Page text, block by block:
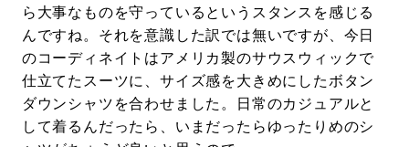
ら大事なものを守っているというスタンスを感じる
んですね。それを意識した訳では無いですが、今日
のコーディネイトはアメリカ製のサウスウィックで
仕立てたスーツに、サイズ感を大きめにしたボタン
ダウンシャツを合わせました。日常のカジュアルと
して着るんだったら、いまだったらゆったりめのシ